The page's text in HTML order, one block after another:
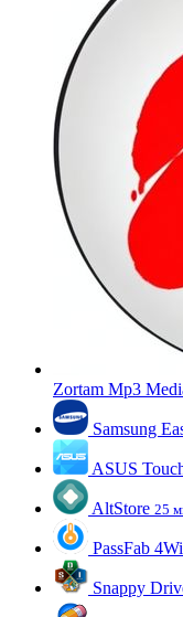
Zortam Mp3
Samsung
ASUS
AltStore 25
PassFab
Snappy